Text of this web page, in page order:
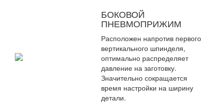
БОКОВОЙ
ПНЕВМОПРИЖИМ
Расположен напротив первого
вертикального шпинделя,
оптимально распределяет
давление на заготовку.
Значительно сокращается
время настройки на ширину
детали.